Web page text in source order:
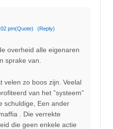
pm(Quote) (Reply)
overheid alle eigenaren
sprake van.
velen zo boos zijn. Veelal
van het ”systeem”
schuldige, Een ander
. Die verrekte
die geen enkele actie